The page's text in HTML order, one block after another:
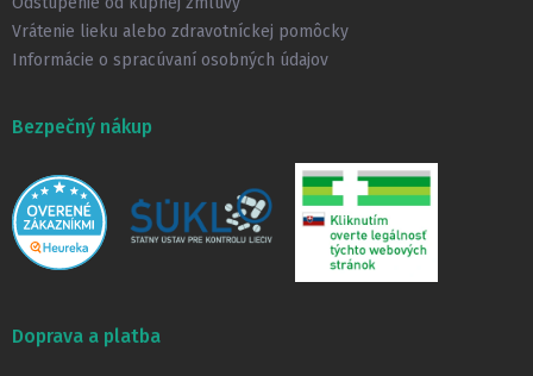
Vrátenie lieku alebo zdravotníckej pomôcky
Informácie o spracúvaní osobných údajov
Bezpečný nákup
Doprava a platba